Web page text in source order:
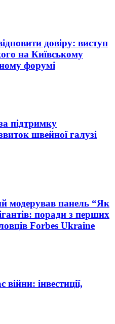
довіру: виступ
на Київському
форумі
підтримку
швейної галузі
модерував панель “Як
поради з перших
Forbes Ukraine
інвестиції,